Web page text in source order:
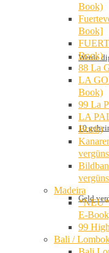
Werde
10
Geld
Book)
Book]
Book)
88 La
LA
Book)
99 La
LA
Book)
Madeira
*NEU*
E-
99
Bali /